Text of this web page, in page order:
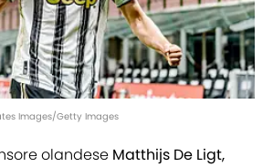
Images/Getty Images
olandese Matthijs De Ligt,